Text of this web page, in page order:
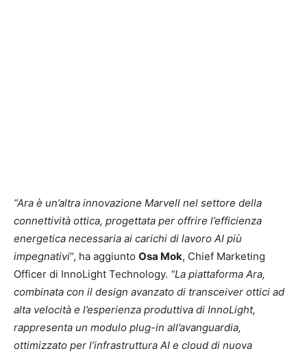
“Ara è un’altra innovazione Marvell nel settore della
connettività ottica, progettata per offrire l’efficienza
energetica necessaria ai carichi di lavoro AI più
impegnativi“, ha aggiunto Osa Mok, Chief Marketing
Officer di InnoLight Technology. “La piattaforma Ara,
combinata con il design avanzato di transceiver ottici ad
alta velocità e l’esperienza produttiva di InnoLight,
rappresenta un modulo plug-in all’avanguardia,
ottimizzato per l’infrastruttura AI e cloud di nuova